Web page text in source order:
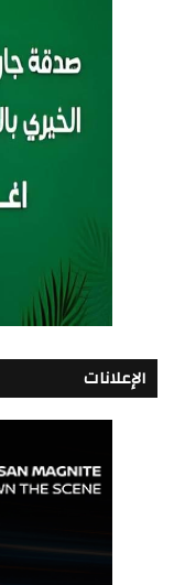
الإعلانات